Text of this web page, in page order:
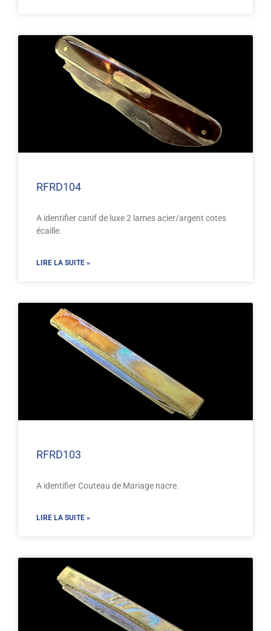
RFRD104
A identifier canif de luxe 2 lames acier/argent cotes
écaille.
LIRE LA SUITE »
RFRD103
A identifier Couteau de Mariage nacre.
LIRE LA SUITE »